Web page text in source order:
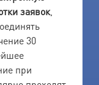
заявок,
30
при